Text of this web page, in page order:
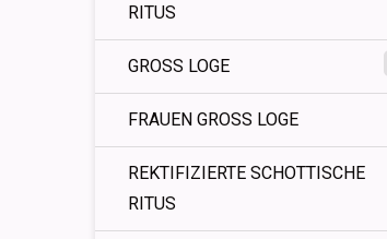
RITUS
GROSS LOGE
FRAUEN GROSS LOGE
REKTIFIZIERTE SCHOTTISCHE
RITUS